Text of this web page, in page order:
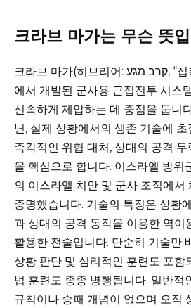
크라브 마가는 무슨 뜻
크라브 마가(히브리어: קרב מגע, “접촉 전투”)는 이스라엘
에서 개발된 군사용 근접전투 시스
신속하게 제압하는 데 중점을 둡니
닌, 실제 상황에서의 생존 기술에
즉각적인 위협 대처, 상대의 공격
을 핵심으로 합니다. 이스라엘 방위
의 이스라엘 치안 및 군사 조직에서
증명했습니다. 기술의 특징은 상황
과 상대의 공격 동작을 이용한 역이
활용한 전술입니다. 단순히 기술만
상황 판단 및 심리적인 훈련도 포함
법 훈련도 종종 병행됩니다. 일반적
규칙이나 승패 개념이 없으며 오직